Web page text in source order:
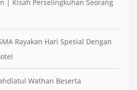
| Kisah Perselingkuhan Seorang
Rayakan Hari Spesial Dengan
Wathan Beserta